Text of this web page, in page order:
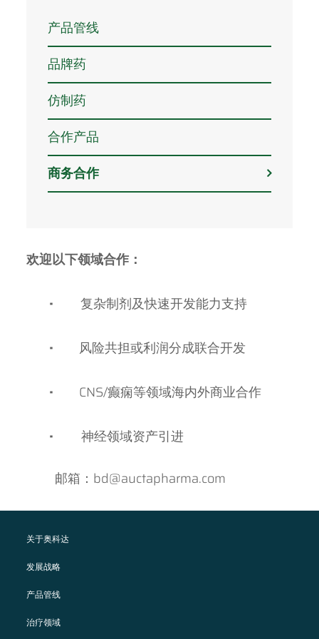
产品管线
品牌药
仿制药
合作产品
商务合作
欢迎以下领域合作：
· 复杂制剂及快速开发能力支持
· 风险共担或利润分成联合开发
· CNS/癫痫等领域海内外商业合作
· 神经领域资产引进
邮箱：bd@auctapharma.com
关于奥科达
发展战略
产品管线
治疗领域